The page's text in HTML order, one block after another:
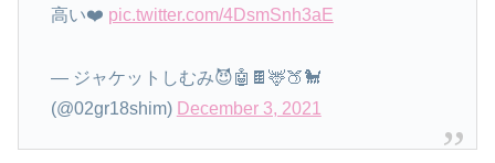
高い❤️ pic.twitter.com/4DsmSnh3aE
— ジャケットしむみ😈🤖🍫🦌🍑🐩
(@02gr18shim) December 3, 2021